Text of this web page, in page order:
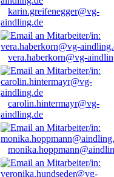
karin.greifenegger@vg-
aindling.de
vera.haberkorn@vg-
carolin.hintermayr@vg-
aindling.de